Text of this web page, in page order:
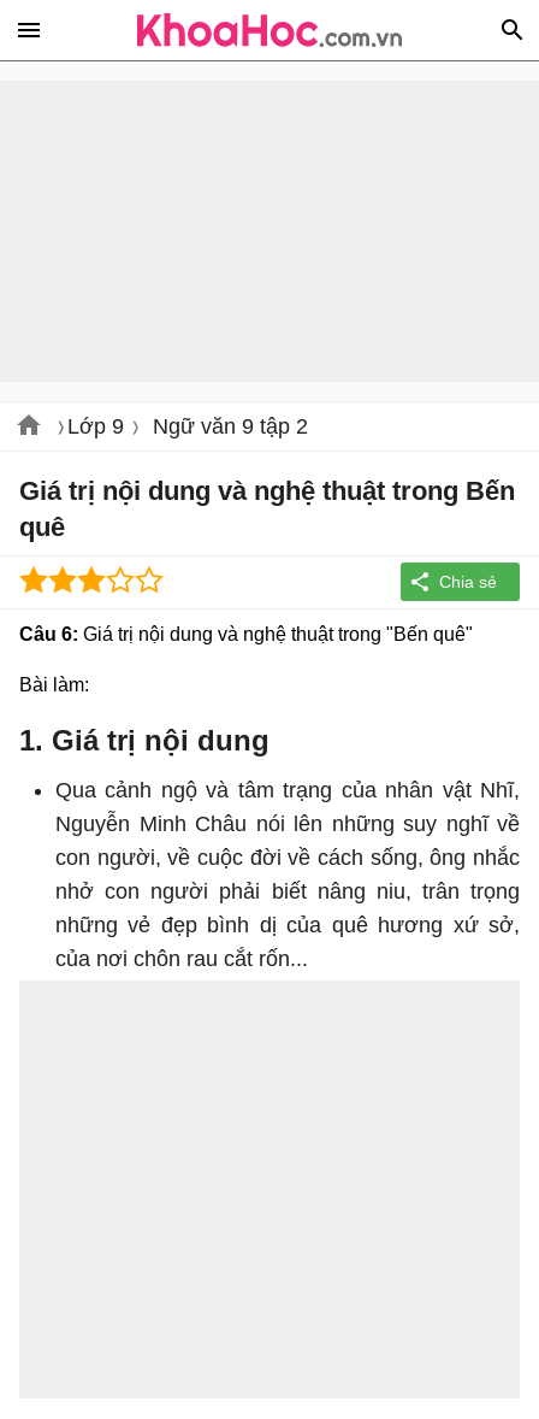
Lớp 9 Ngữ văn 9 tập 2
Giá trị nội dung và nghệ thuật trong Bến
quê
Câu 6: Giá trị nội dung và nghệ thuật trong "Bến quê"
Bài làm:
1. Giá trị nội dung
Qua cảnh ngộ và tâm trạng của nhân vật Nhĩ,
Nguyễn Minh Châu nói lên những suy nghĩ về
con người, về cuộc đời về cách sống, ông nhắc
nhở con người phải biết nâng niu, trân trọng
những vẻ đẹp bình dị của quê hương xứ sở,
của nơi chôn rau cắt rốn...